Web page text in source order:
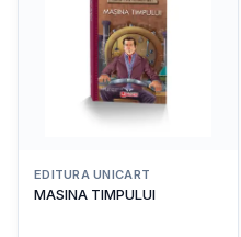
EDITURA UNICART
MASINA TIMPULUI